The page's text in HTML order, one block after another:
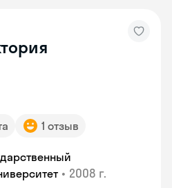
1 отзыв
• 2008 г.